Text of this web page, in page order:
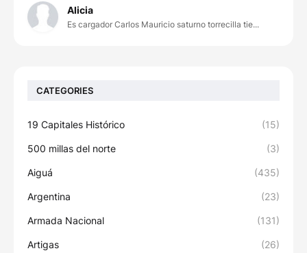
Alicia
Es cargador Carlos Mauricio saturno torrecilla tie...
CATEGORIES
19 Capitales Histórico (15)
500 millas del norte (3)
Aiguá (435)
Argentina (23)
Armada Nacional (131)
Artigas (26)